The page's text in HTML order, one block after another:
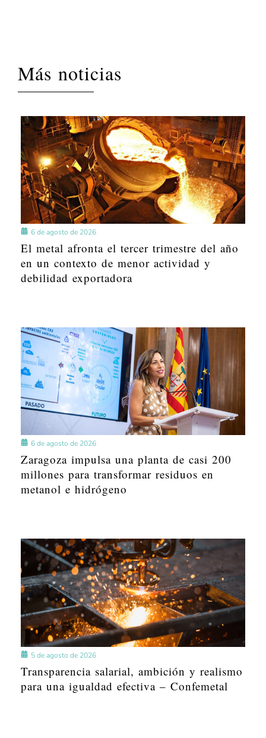
Más noticias
6 de agosto de 2026
El metal afronta el tercer trimestre del año
en un contexto de menor actividad y
debilidad exportadora
6 de agosto de 2026
Zaragoza impulsa una planta de casi 200
millones para transformar residuos en
metanol e hidrógeno
5 de agosto de 2026
Transparencia salarial, ambición y realismo
para una igualdad efectiva – Confemetal